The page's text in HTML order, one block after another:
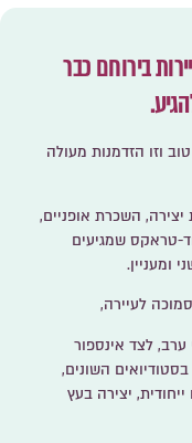
בירוחם כבר
וזו הזדמנות מעולה
יצירה, השכרת אופניים,
טראקס שמגיעים
ומעניין.
לעיירה,
ערב, לצד אינספור
השונים,
יצירה בעץ